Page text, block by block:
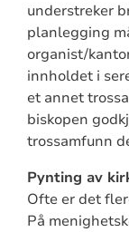
understreker
planlegging
organist/
innholdet i
et annet
biskopen
trossamfunn
Pynting av
Ofte er det
På